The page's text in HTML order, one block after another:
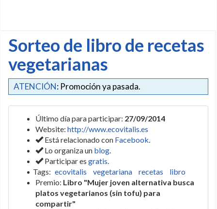
Sorteo de libro de recetas
vegetarianas
ATENCIÓN: Promoción ya pasada.
Último día para participar: 27/09/2014
Website: http://www.ecovitalis.es
Está relacionado con Facebook.
Lo organiza un blog.
Participar es gratis.
Tags: ecovitalis vegetariana recetas
libro
Premio: Libro "Mujer joven alternativa busca
platos vegetarianos (sin tofu) para
compartir"